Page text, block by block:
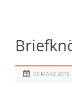
05 MÄRZ 2015